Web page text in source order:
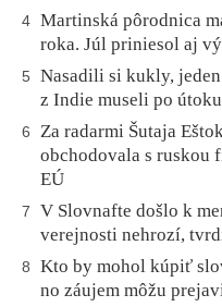
4 Martinská pôrodnica
roka. Júl priniesol aj
5
Nasadili si kukly,
z Indie museli po
6
Za radarmi Šutaja
obchodovala s ruskou
EÚ
7
V Slovnafte došlo k
verejnosti nehrozí,
8
Kto by mohol kúpiť
no záujem môžu